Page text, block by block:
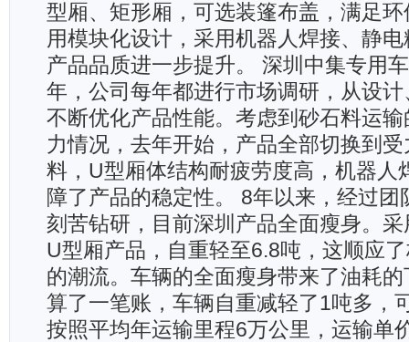
型厢、矩形厢，可选装篷布盖，满足
用模块化设计，采用机器人焊接、静
产品品质进一步提升。 深圳中集专用
年，公司每年都进行市场调研，从设
不断优化产品性能。考虑到砂石料运
力情况，去年开始，产品全部切换到
料，U型厢体结构耐疲劳度高，机器人
障了产品的稳定性。 8年以来，经过团
刻苦钻研，目前深圳产品全面瘦身。
U型厢产品，自重轻至6.8吨，这顺应
的潮流。车辆的全面瘦身带来了油耗
算了一笔账，车辆自重减轻了1吨多，
按照平均年运输里程6万公里，运输单